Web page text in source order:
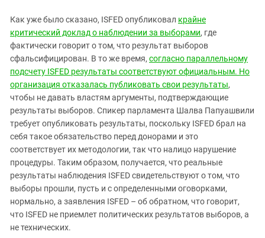
Как уже было сказано, ISFED опубликовал крайне
критический доклад о наблюдении за выборами, где
фактически говорит о том, что результат выборов
сфальсифицирован. В то же время, согласно параллельному
подсчету ISFED результаты соответствуют официальным. Но
организация отказалась публиковать свои результаты,
чтобы не давать властям аргументы, подтверждающие
результаты выборов. Спикер парламента Шалва Папуашвили
требует опубликовать результаты, поскольку ISFED брал на
себя такое обязательство перед донорами и это
соответствует их методологии, так что налицо нарушение
процедуры. Таким образом, получается, что реальные
результаты наблюдения ISFED свидетельствуют о том, что
выборы прошли, пусть и с определенными оговорками,
нормально, а заявления ISFED – об обратном, что говорит,
что ISFED не приемлет политических результатов выборов, а
не технических.